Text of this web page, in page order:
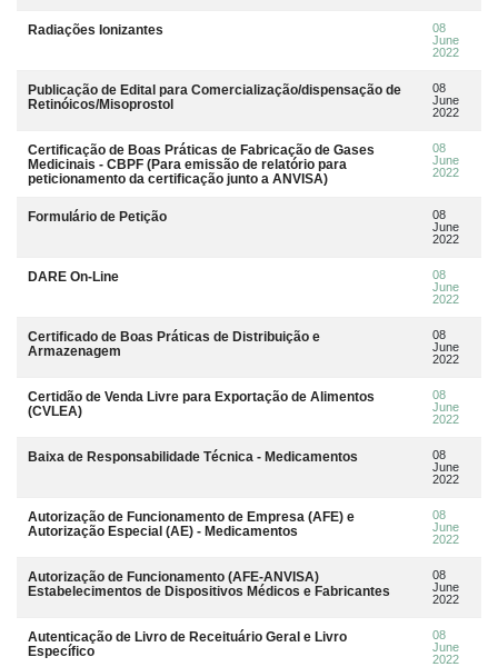
Radiações Ionizantes
08
June
2022
Publicação de Edital para Comercialização/dispensação de
Retinóicos/Misoprostol
08
June
2022
Certificação de Boas Práticas de Fabricação de Gases
Medicinais - CBPF (Para emissão de relatório para
peticionamento da certificação junto a ANVISA)
08
June
2022
Formulário de Petição
08
June
2022
DARE On-Line
08
June
2022
Certificado de Boas Práticas de Distribuição e
Armazenagem
08
June
2022
Certidão de Venda Livre para Exportação de Alimentos
(CVLEA)
08
June
2022
Baixa de Responsabilidade Técnica - Medicamentos
08
June
2022
Autorização de Funcionamento de Empresa (AFE) e
Autorização Especial (AE) - Medicamentos
08
June
2022
Autorização de Funcionamento (AFE-ANVISA)
Estabelecimentos de Dispositivos Médicos e Fabricantes
08
June
2022
Autenticação de Livro de Receituário Geral e Livro
Específico
08
June
2022